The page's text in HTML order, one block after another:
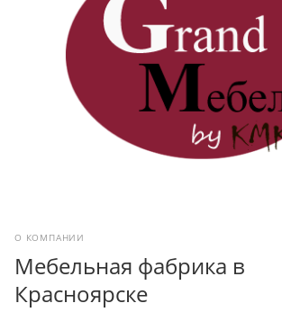
О КОМПАНИИ
Мебельная фабрика в
Красноярске